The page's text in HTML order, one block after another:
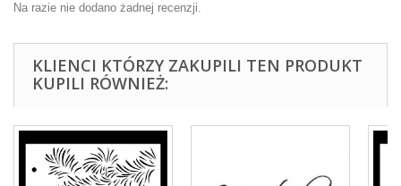
Na razie nie dodano żadnej recenzji.
KLIENCI KTÓRZY ZAKUPILI TEN PRODUKT
KUPILI RÓWNIEŻ: